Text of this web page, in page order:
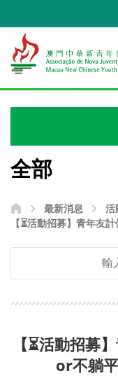
全部
最新消息 活
【⏳活動招募】青年友計
後的焦慮
【⏳活動招募
or不躺